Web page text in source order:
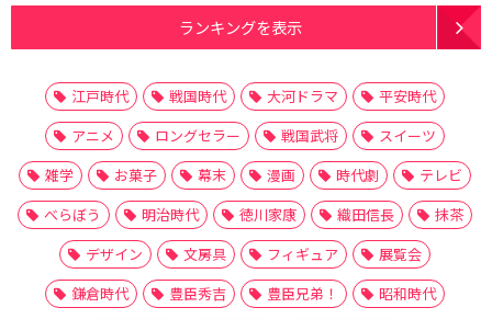
ランキングを表示
江戸時代 戦国時代 大河ドラマ
平安時代
アニメ
ロングセラー 戦国武将
スイーツ
雑学
お菓子 幕末 漫画 時代劇
テレビ
べらぼう
明治時代 徳川家康 織田信長
抹茶
デザイン
文房具 フィギュア
展覧会
鎌倉時代
豊臣秀吉 豊臣兄弟！
昭和時代